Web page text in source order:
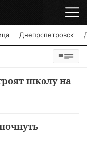
Днепропетровск
школу на